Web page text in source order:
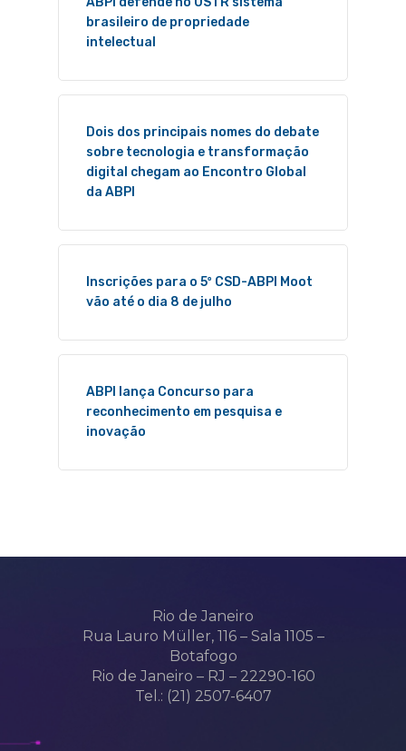
brasileiro de propriedade
intelectual
Dois dos principais nomes do debate
sobre tecnologia e transformação
digital chegam ao Encontro Global
da ABPI
Inscrições para o 5º CSD-ABPI Moot
vão até o dia 8 de julho
ABPI lança Concurso para
reconhecimento em pesquisa e
inovação
Rio de Janeiro
Rua Lauro Müller, 116 – Sala 1105 –
Botafogo
Rio de Janeiro – RJ – 22290-160
Tel.: (21) 2507-6407